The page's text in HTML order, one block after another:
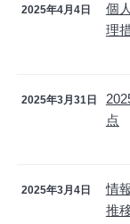
2025年4月4日
個
理
2025年3月31日
点
2025年3月4日
情
推